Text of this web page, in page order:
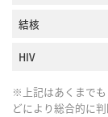
結核
HIV
※上記はあくまで
どにより総合的に